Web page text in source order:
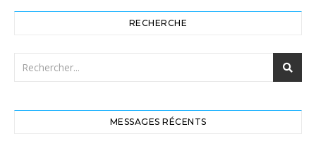
RECHERCHE
MESSAGES RÉCENTS